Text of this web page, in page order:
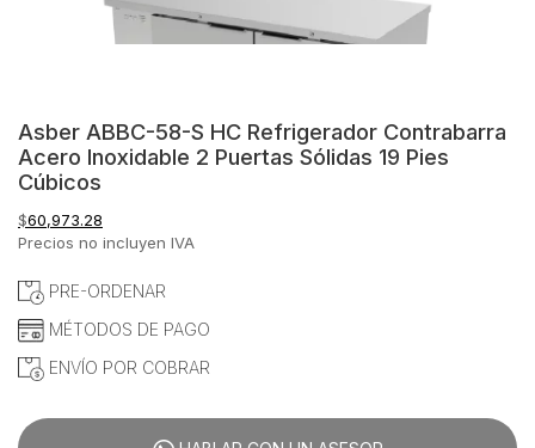
Asber ABBC-58-S HC Refrigerador Contrabarra
Acero Inoxidable 2 Puertas Sólidas 19 Pies
Cúbicos
$60,973.28
Precios no incluyen IVA
PRE-ORDENAR
MÉTODOS DE PAGO
ENVÍO POR COBRAR